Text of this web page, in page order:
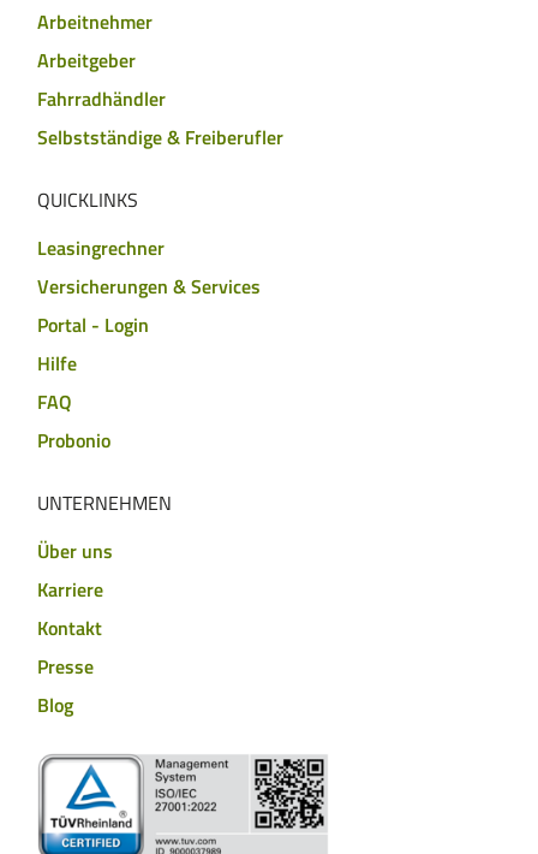
Arbeitnehmer
Arbeitgeber
Fahrradhändler
Selbstständige & Freiberufler
QUICKLINKS
Leasingrechner
Versicherungen & Services
Portal - Login
Hilfe
FAQ
Probonio
UNTERNEHMEN
Über uns
Karriere
Kontakt
Presse
Blog